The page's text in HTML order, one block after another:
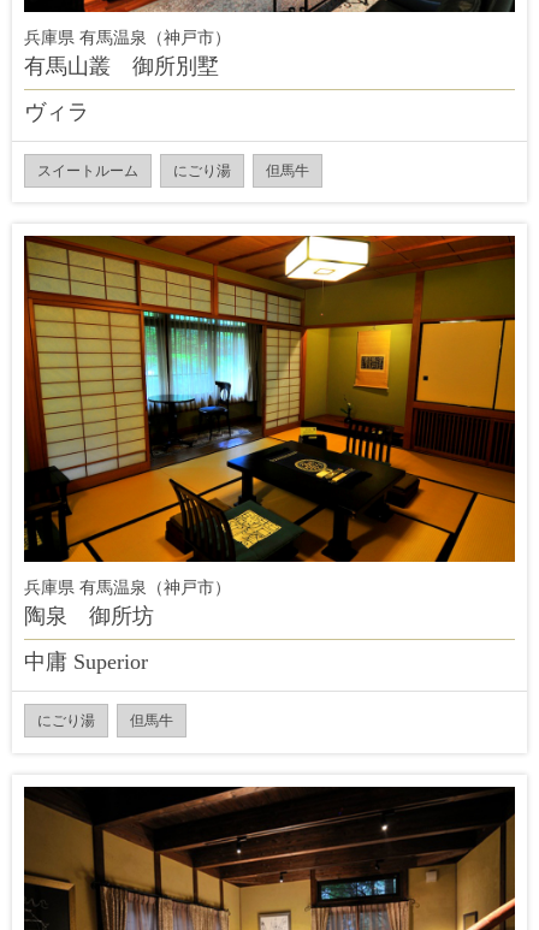
兵庫県 有馬温泉（神戸市）
有馬山叢 御所別墅
ヴィラ
スイートルーム にごり湯 但馬牛
兵庫県 有馬温泉（神戸市）
陶泉 御所坊
中庸 Superior
にごり湯 但馬牛